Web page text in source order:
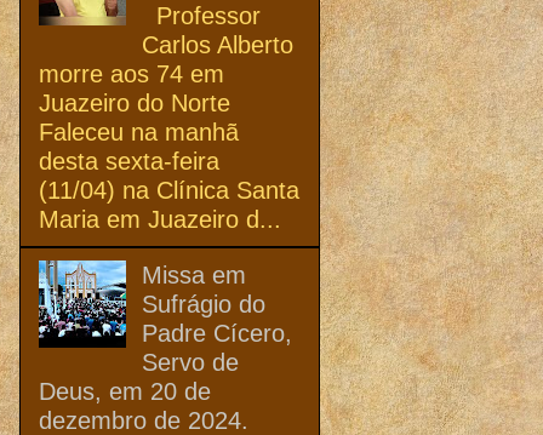
Professor
Carlos Alberto
morre aos 74 em
Juazeiro do Norte
Faleceu na manhã
desta sexta-feira
(11/04) na Clínica Santa
Maria em Juazeiro d...
Missa em
Sufrágio do
Padre Cícero,
Servo de
Deus, em 20 de
dezembro de 2024.